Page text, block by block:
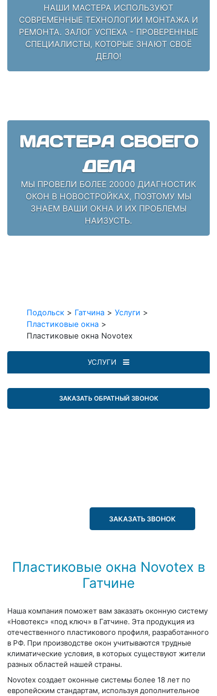
НАШИ МАСТЕРА ИСПОЛЬЗУЮТ
СОВРЕМЕННЫЕ ТЕХНОЛОГИИ МОНТАЖА И
РЕМОНТА. ЗАЛОГ УСПЕХА - ПРОВЕРЕННЫЕ
СПЕЦИАЛИСТЫ, КОТОРЫЕ ЗНАЮТ СВОЁ
ДЕЛО!
МАСТЕРА СВОЕГО
ДЕЛА
МЫ ПРОВЕЛИ БОЛЕЕ 20000 ДИАГНОСТИК
ОКОН В НОВОСТРОЙКАХ, ПОЭТОМУ МЫ
ЗНАЕМ ВАШИ ОКНА И ИХ ПРОБЛЕМЫ
НАИЗУСТЬ.
Подольск > Гатчина > Услуги >
Пластиковые окна >
Пластиковые окна Novotex
УСЛУГИ
ЗАКАЗАТЬ ОБРАТНЫЙ ЗВОНОК
ЗАКАЗАТЬ ЗВОНОК
Пластиковые окна Novotex в
Гатчине
Наша компания поможет вам заказать оконную систему
«Новотекс» «под ключ» в Гатчине. Эта продукция из
отечественного пластикового профиля, разработанного
в РФ. При производстве окон учитываются трудные
климатические условия, в которых существуют жители
разных областей нашей страны.
Novotex создает оконные системы более 18 лет по
европейским стандартам, используя дополнительное